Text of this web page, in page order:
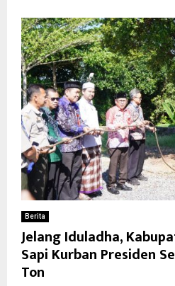
Berita
Jelang Iduladha,
Sapi Kurban Presiden
Ton